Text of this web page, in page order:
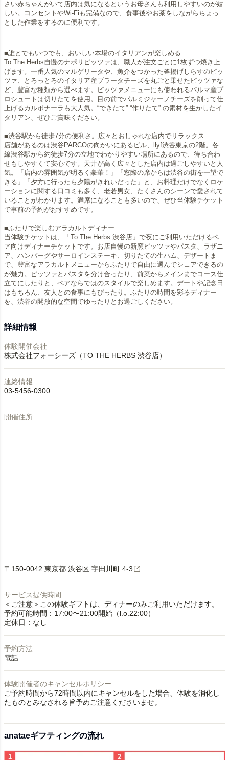
さい赤ちゃんがいて店内は気になるというお母さんも利用しやすいのが嬉
しい。コンセントやWi-Fiも完備なので、食事後やお茶をしながらちょっ
とした作業をするのに便利です。
■誰とでもいつでも、おいしい本場のイタリアンが楽しめる
To The Herbs自慢のナポリピッツァは、職人が注文ごとに1枚ずつ焼き上
げます。一番人気のマルゲリータや、魚介をつかった釜揚げしらすのピッ
ツァ、とろっとろのイタリア産ブラータチーズを丸ごと乗せたピッツァな
ど、豊富な種類から選べます。ピッツァメニューにも使われるパルマ産プ
ロシュートは切りたてを使用。目の前でパルミジャーノチーズを削って仕
上げるカルボナーラも大人気。“できたて” “作りたて” の素材を生かしたイ
タリアン、ぜひご賞味ください。
■渋谷駅から徒歩7分の便利さ。広々とおしゃれな店内でリラックス
店舗があるのは渋谷PARCOの向かいにあるビル、llyf渋谷東京の2階。各
線渋谷駅から約徒歩7分の立地でわかりやすい場所にあるので、待ち合わ
せもしやすくて安心です。天井が高く広々とした店内は過ごしやすいと人
気。「店内の雰囲気が明るく豪華！」「窓際の席からは渋谷の街を一望で
きる」「夕方に行ったら夕陽がきれいだった」と、お料理だけでなくロケ
ーションに関する口コミも多く、老若男女、たくさんのシーンで愛されて
いることがわかります。満席になることも多いので、ぜひ当体験チケット
で事前の予約がおすすめです。
■ふたりで楽しむアラカルトディナー
当体験チケットは、「To The Herbs 渋谷店」で夜にご利用いただけるペ
ア向けディナーチケットです。お店自慢の新窯ピッツァやパスタ、ラザニ
ア、ハンバーグやサーロインステーキ、切りたての生ハム、デザートま
で、豊富なアラカルトメニューからふたりで自由に選んでシェアできるの
が魅力。ピッツァとパスタを分け合ったり、前菜からメインまでコース仕
立てにしたりと、ペアならではのスタイルで楽しめます。デートや記念日
はもちろん、友人との食事にもぴったり。ふたりの時間を彩るディナー
を、渋谷の開放的な空間でゆったりとお過ごしください。
詳細情報
体験開催会社
株式会社フォーシーズ（TO THE HERBS 渋谷店）
連絡情報
03-5456-0300
開催住所
〒150-0042 東京都 渋谷区 宇田川町 4-3
サービス提供時間
＜ご注意＞この体験ギフトは、ディナーのみご利用いただけます。
予約可能時間：17:00〜21:00開始（l.o.22:00）
定休日：なし
予約方法
電話
体験開催者のキャンセルポリシー
ご予約時間から72時間以内にキャンセルをした場合、体験を消化し
たものとみなされる旨予めご注意くださいませ。
anataeギフティングの流れ